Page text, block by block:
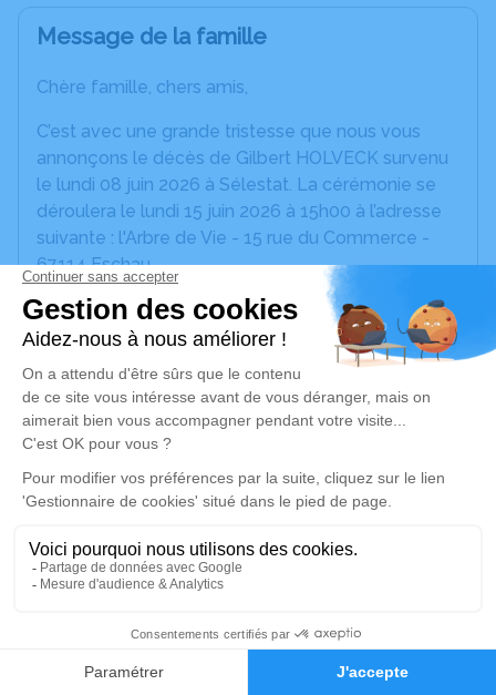
Faire-part Hommages
Message de la famille
Chère famille, chers amis,
C’est avec une grande tristesse que nous vous
annonçons le décès de Gilbert HOLVECK survenu
le lundi 08 juin 2026 à Sélestat. La cérémonie se
déroulera le lundi 15 juin 2026 à 15h00 à l’adresse
suivante : l'Arbre de Vie - 15 rue du Commerce -
67114 Eschau.
Ni fleurs ni plaques mais des dons en faveur de
l'hôpital de Sélestat.
Nous vous invitons à utiliser cet espace pour
laisser vos condoléances, partager des photos
souvenirs, une anecdote ou exprimer vos pensées
est un lieu d'expression dédié à honorer la
mémoire de Gilbert HOLVECK.
Un service de plantation d’arbre hommage est
disponible ici.
Je rends hommage